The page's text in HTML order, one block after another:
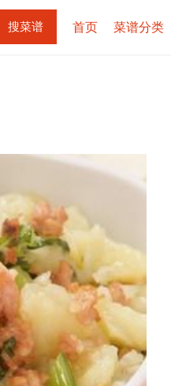
首页 菜谱分类